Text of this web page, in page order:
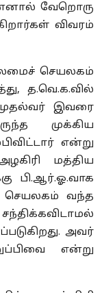
வேறொரு
விவரம்
செயலகம்
த.வெ.க.வில்
இவரை
முக்கிய
என்று
மத்திய
பி.ஆர்.ஓ.வாக
வந்த
அவர்
என்று